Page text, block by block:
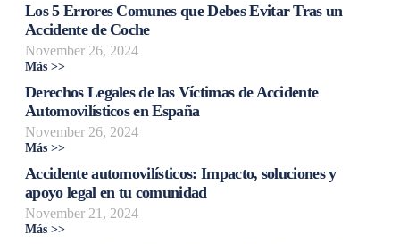
Los 5 Errores Comunes que Debes Evitar Tras un
Accidente de Coche
November 26, 2024
Más >>
Derechos Legales de las Víctimas de Accidente
Automovilísticos en España
November 26, 2024
Más >>
Accidente automovilísticos: Impacto, soluciones y
apoyo legal en tu comunidad
November 21, 2024
Más >>